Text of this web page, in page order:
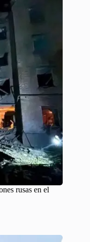
rusas en el